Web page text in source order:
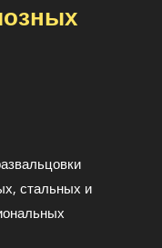
стальных и